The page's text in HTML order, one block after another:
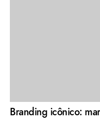
Branding icônico: